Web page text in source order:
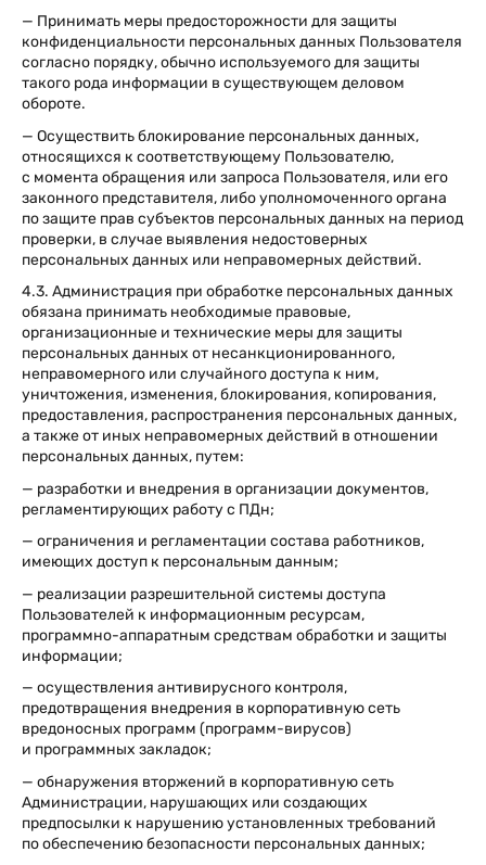
— Принимать меры предосторожности для защиты
конфиденциальности персональных данных Пользователя
согласно порядку, обычно используемого для защиты
такого рода информации в существующем деловом
обороте.
— Осуществить блокирование персональных данных,
относящихся к соответствующему Пользователю,
с момента обращения или запроса Пользователя, или его
законного представителя, либо уполномоченного органа
по защите прав субъектов персональных данных на период
проверки, в случае выявления недостоверных
персональных данных или неправомерных действий.
4.3. Администрация при обработке персональных данных
обязана принимать необходимые правовые,
организационные и технические меры для защиты
персональных данных от несанкционированного,
неправомерного или случайного доступа к ним,
уничтожения, изменения, блокирования, копирования,
предоставления, распространения персональных данных,
а также от иных неправомерных действий в отношении
персональных данных, путем:
— разработки и внедрения в организации документов,
регламентирующих работу с ПДн;
— ограничения и регламентации состава работников,
имеющих доступ к персональным данным;
— реализации разрешительной системы доступа
Пользователей к информационным ресурсам,
программно-аппаратным средствам обработки и защиты
информации;
— осуществления антивирусного контроля,
предотвращения внедрения в корпоративную сеть
вредоносных программ (программ-вирусов)
и программных закладок;
— обнаружения вторжений в корпоративную сеть
Администрации, нарушающих или создающих
предпосылки к нарушению установленных требований
по обеспечению безопасности персональных данных;